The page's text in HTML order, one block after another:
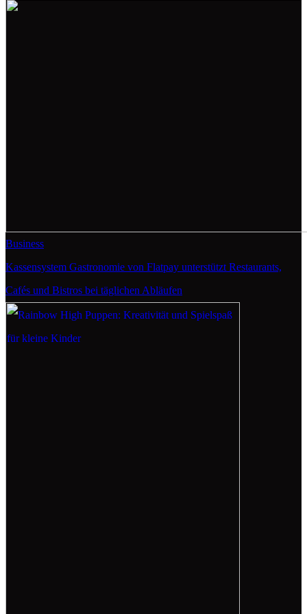
Business
Kassensystem Gastronomie von Flatpay unterstützt Restaurants,
Cafés und Bistros bei täglichen Abläufen